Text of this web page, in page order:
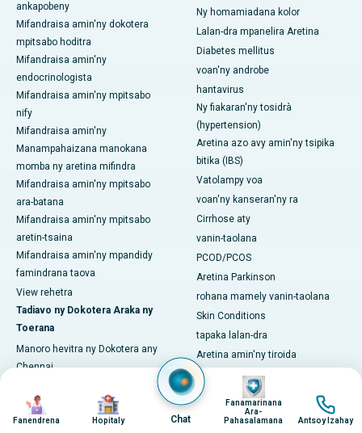
ankapobeny
Mifandraisa amin'ny dokotera
mpitsabo hoditra
Mifandraisa amin'ny
endocrinologista
Mifandraisa amin'ny mpitsabo
nify
Mifandraisa amin'ny
Manampahaizana manokana
momba ny aretina mifindra
Mifandraisa amin'ny mpitsabo
ara-batana
Mifandraisa amin'ny mpitsabo
aretin-tsaina
Mifandraisa amin'ny mpandidy
famindrana taova
View rehetra
Tadiavo ny Dokotera Araka ny
Toerana
Manoro hevitra ny Dokotera any
Chennai
Manoro hevitra ny Dokotera any
Hyderabad
Manoro hevitra ny Dokotera any
Ny homamiadana kolor
Lalan-dra mpanelira Aretina
Diabetes mellitus
voan'ny androbe
hantavirus
Ny fiakaran'ny tosidrà
(hypertension)
Aretina azo avy amin'ny tsipika
bitika (IBS)
Vatolampy voa
voan'ny kanseran'ny ra
Cirrhose aty
vanin-taolana
PCOD/PCOS
Aretina Parkinson
rohana mamely vanin-taolana
Skin Conditions
tapaka lalan-dra
Aretina amin'ny tiroida
View rehetra
Fitsaboana sy fomba fiasa
Angioplasty & Stent
Image
Fanendrena
Image
Hopitaly Chat
Image
Fanamarinana
Ara-
Pahasalamana
Image
Antsoy Izahay